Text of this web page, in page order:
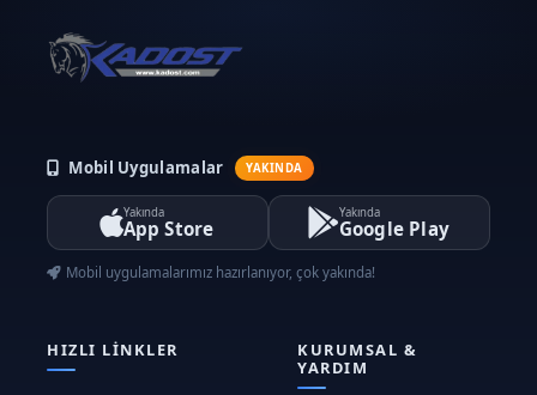
Mobil Uygulamalar YAKINDA
Yakında
App Store
Yakında
Google Play
Mobil uygulamalarımız hazırlanıyor, çok yakında!
HIZLI LINKLER
KURUMSAL &
YARDIM